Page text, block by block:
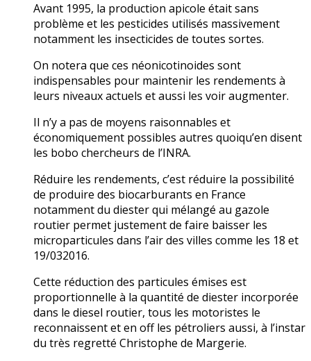
Avant 1995, la production apicole était sans
problème et les pesticides utilisés massivement
notamment les insecticides de toutes sortes.
On notera que ces néonicotinoides sont
indispensables pour maintenir les rendements à
leurs niveaux actuels et aussi les voir augmenter.
Il n’y a pas de moyens raisonnables et
économiquement possibles autres quoiqu’en disent
les bobo chercheurs de l’INRA.
Réduire les rendements, c’est réduire la possibilité
de produire des biocarburants en France
notamment du diester qui mélangé au gazole
routier permet justement de faire baisser les
microparticules dans l’air des villes comme les 18 et
19/032016.
Cette réduction des particules émises est
proportionnelle à la quantité de diester incorporée
dans le diesel routier, tous les motoristes le
reconnaissent et en off les pétroliers aussi, à l’instar
du très regretté Christophe de Margerie.